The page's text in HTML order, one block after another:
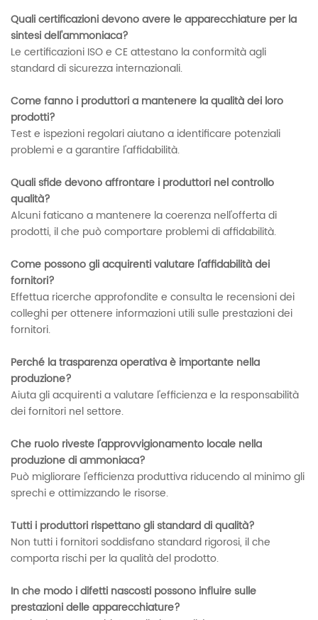
Quali certificazioni devono avere le apparecchiature per la
sintesi dell'ammoniaca?
Le certificazioni ISO e CE attestano la conformità agli
standard di sicurezza internazionali.
Come fanno i produttori a mantenere la qualità dei loro
prodotti?
Test e ispezioni regolari aiutano a identificare potenziali
problemi e a garantire l'affidabilità.
Quali sfide devono affrontare i produttori nel controllo
qualità?
Alcuni faticano a mantenere la coerenza nell'offerta di
prodotti, il che può comportare problemi di affidabilità.
Come possono gli acquirenti valutare l'affidabilità dei
fornitori?
Effettua ricerche approfondite e consulta le recensioni dei
colleghi per ottenere informazioni utili sulle prestazioni dei
fornitori.
Perché la trasparenza operativa è importante nella
produzione?
Aiuta gli acquirenti a valutare l'efficienza e la responsabilità
dei fornitori nel settore.
Che ruolo riveste l'approvvigionamento locale nella
produzione di ammoniaca?
Può migliorare l'efficienza produttiva riducendo al minimo gli
sprechi e ottimizzando le risorse.
Tutti i produttori rispettano gli standard di qualità?
Non tutti i fornitori soddisfano standard rigorosi, il che
comporta rischi per la qualità del prodotto.
In che modo i difetti nascosti possono influire sulle
prestazioni delle apparecchiature?